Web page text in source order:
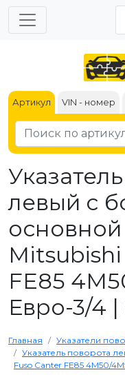
Артикул VIN - номер
левый c
FE85
Евро-3/4 |
Главная
Указатели
Указатель поворота
Fuso Canter FE85 4M50/